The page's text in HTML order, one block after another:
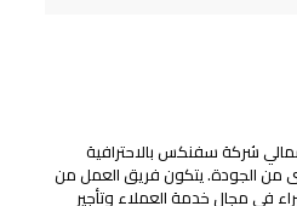
شركة سفنكس بالاحترافية
من الجودة. يتكون فريق العمل من
في مجال خدمة العملاء وتأجير